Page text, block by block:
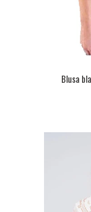
Blusa